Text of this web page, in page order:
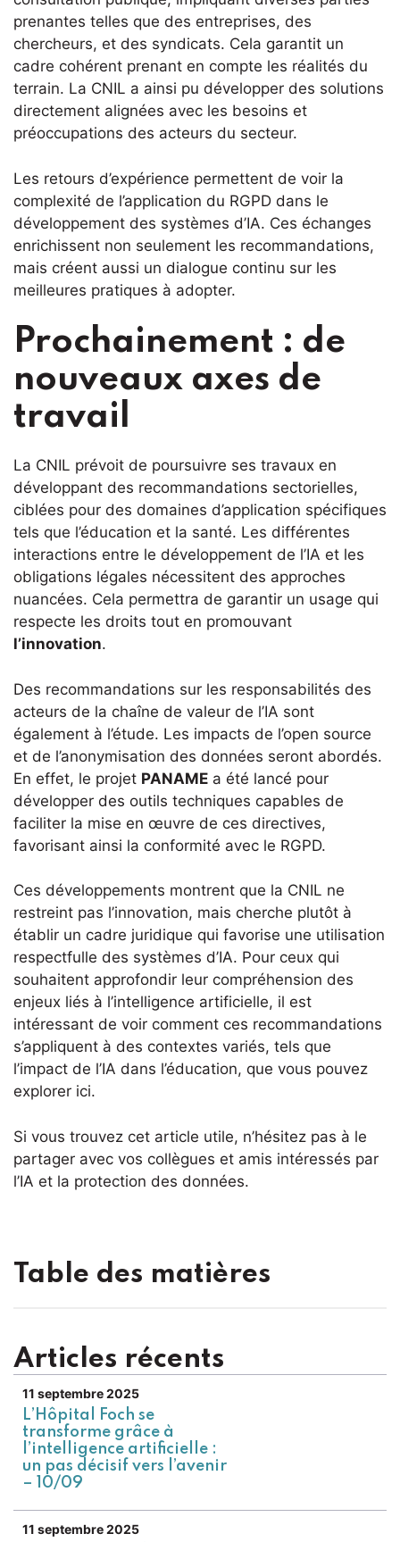
prenantes telles que des entreprises, des
chercheurs, et des syndicats. Cela garantit un
cadre cohérent prenant en compte les réalités du
terrain. La CNIL a ainsi pu développer des solutions
directement alignées avec les besoins et
préoccupations des acteurs du secteur.
Les retours d’expérience permettent de voir la
complexité de l’application du RGPD dans le
développement des systèmes d’IA. Ces échanges
enrichissent non seulement les recommandations,
mais créent aussi un dialogue continu sur les
meilleures pratiques à adopter.
Prochainement : de
nouveaux axes de
travail
La CNIL prévoit de poursuivre ses travaux en
développant des recommandations sectorielles,
ciblées pour des domaines d’application spécifiques
tels que l’éducation et la santé. Les différentes
interactions entre le développement de l’IA et les
obligations légales nécessitent des approches
nuancées. Cela permettra de garantir un usage qui
respecte les droits tout en promouvant
l’innovation.
Des recommandations sur les responsabilités des
acteurs de la chaîne de valeur de l’IA sont
également à l’étude. Les impacts de l’open source
et de l’anonymisation des données seront abordés.
En effet, le projet PANAME a été lancé pour
développer des outils techniques capables de
faciliter la mise en œuvre de ces directives,
favorisant ainsi la conformité avec le RGPD.
Ces développements montrent que la CNIL ne
restreint pas l’innovation, mais cherche plutôt à
établir un cadre juridique qui favorise une utilisation
respectfulle des systèmes d’IA. Pour ceux qui
souhaitent approfondir leur compréhension des
enjeux liés à l’intelligence artificielle, il est
intéressant de voir comment ces recommandations
s’appliquent à des contextes variés, tels que
l’impact de l’IA dans l’éducation, que vous pouvez
explorer ici.
Si vous trouvez cet article utile, n’hésitez pas à le
partager avec vos collègues et amis intéressés par
l’IA et la protection des données.
Table des matières
Articles récents
11 septembre 2025
L’Hôpital Foch se
transforme grâce à
l’intelligence artificielle :
un pas décisif vers l’avenir
– 10/09
11 septembre 2025